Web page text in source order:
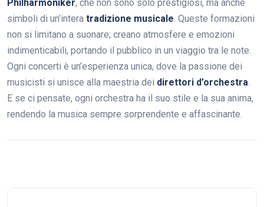
Philharmoniker, che non sono solo prestigiosi, ma anche
simboli di un’intera tradizione musicale. Queste formazioni
non si limitano a suonare; creano atmosfere e emozioni
indimenticabili, portando il pubblico in un viaggio tra le note.
Ogni concerti è un’esperienza unica, dove la passione dei
musicisti si unisce alla maestria dei direttori d’orchestra.
E se ci pensate, ogni orchestra ha il suo stile e la sua anima,
rendendo la musica sempre sorprendente e affascinante.